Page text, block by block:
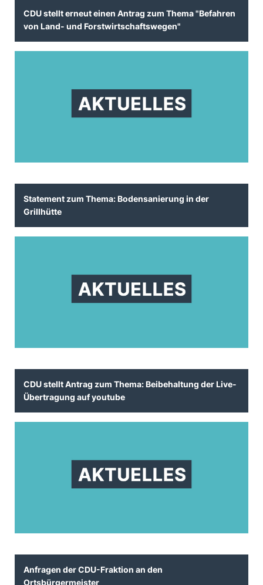
CDU stellt erneut einen Antrag zum Thema "Befahren
von Land- und Forstwirtschaftswegen"
Statement zum Thema: Bodensanierung in der
Grillhütte
CDU stellt Antrag zum Thema: Beibehaltung der Live-
Übertragung auf youtube
Anfragen der CDU-Fraktion an den
Ortsbürgermeister